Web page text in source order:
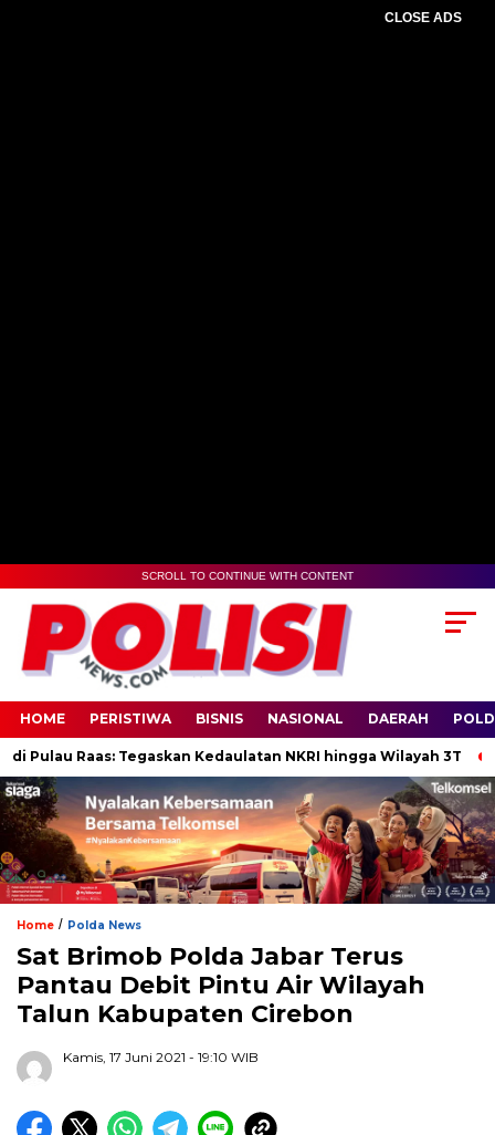
CLOSE ADS
SCROLL TO CONTINUE WITH CONTENT
HOME PERISTIWA BISNIS NASIONAL DAERAH
Raas: Tegaskan Kedaulatan NKRI hingga Wilayah 3T
Home / Polda News
Sat Brimob Polda Jabar Terus
Pantau Debit Pintu Air Wilayah
Talun Kabupaten Cirebon
Kamis, 17 Juni 2021 - 19:10 WIB